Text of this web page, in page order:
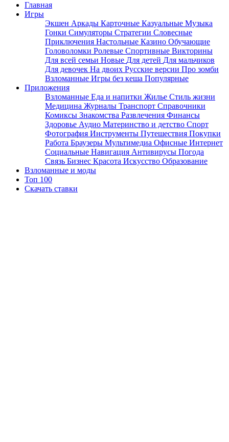
Главная
Игры
Экшен Аркады Карточные Казуальные Музыка
Гонки Симуляторы Стратегии Словесные
Приключения Настольные Казино Обучающие
Головоломки Ролевые Спортивные Викторины
Для всей семьи Новые Для детей Для мальчиков
Для девочек На двоих Русские версии Про зомби
Взломанные Игры без кеша Популярные
Приложения
Взломанные Еда и напитки Жилье Стиль жизни
Медицина Журналы Транспорт Справочники
Комиксы Знакомства Развлечения Финансы
Здоровье Аудио Материнство и детство Спорт
Фотография Инструменты Путешествия Покупки
Работа Браузеры Мультимедиа Офисные Интернет
Социальные Навигация Антивирусы Погода
Связь Бизнес Красота Искусство Образование
Взломанные и моды
Топ 100
Скачать ставки